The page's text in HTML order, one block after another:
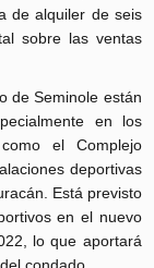
de alquiler de seis
sobre las ventas
de Seminole están
en los
el Complejo
deportivas
Está previsto
en el nuevo
lo que aportará